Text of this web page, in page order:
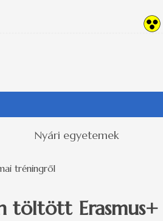
Nyári egyetemek
tréningről
töltött